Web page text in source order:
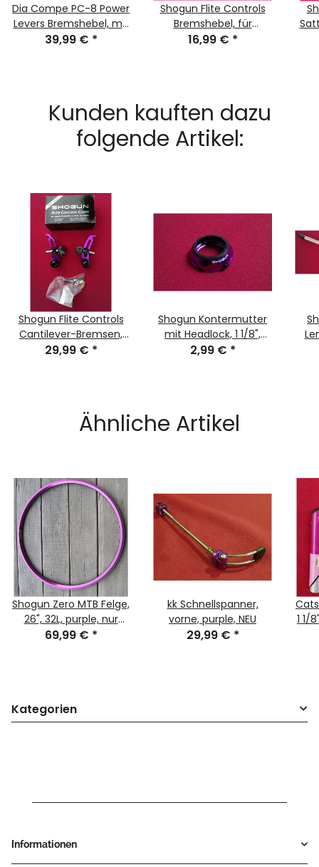
Dia Compe PC-8 Power
Levers Bremshebel, mit
Bremskraftverstärker,
39,99 € *
Shogun Flite Controls
Bremshebel, für
Cantileverbremsen,
16,99 € *
Kunden kauften dazu
folgende Artikel:
Shogun Flite Controls
Cantilever-Bremsen,
Paar, hinten, purple, NEU
29,99 € *
Shogun Kontermutter
mit Headlock, 1 1/8",
purple, NEU, OVP/
2,99 € *
Ähnliche Artikel
Shogun Zero MTB Felge,
26", 32L, purple, nur
390g, NEU, Retro, NOS
69,99 € *
kk Schnellspanner,
vorne, purple, NEU
29,99 € *
1 1/
Kategorien
Informationen